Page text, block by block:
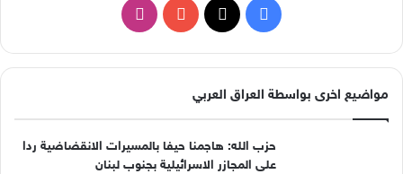
ي
س
ب
و
X
Y
u
T
ن
ت
ق
مواضيع اخرى بواسطة العراق العربي
حزب الله: هاجمنا حيفا بالمسيرات الانقضاضية ردا
على المجازر الاسرائيلية بجنوب لبنان